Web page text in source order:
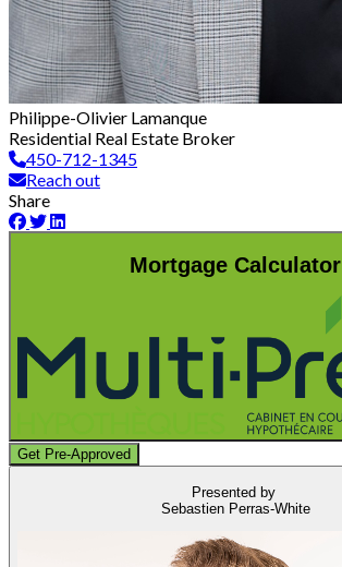
Philippe-Olivier Lamanque
Residential Real Estate Broker
450-712-1345
Reach out
Share
Mortgage Calculator
Get Pre-Approved
Presented by
Sebastien Perras-White